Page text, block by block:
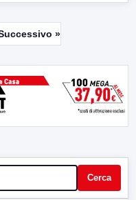
»
Cerca